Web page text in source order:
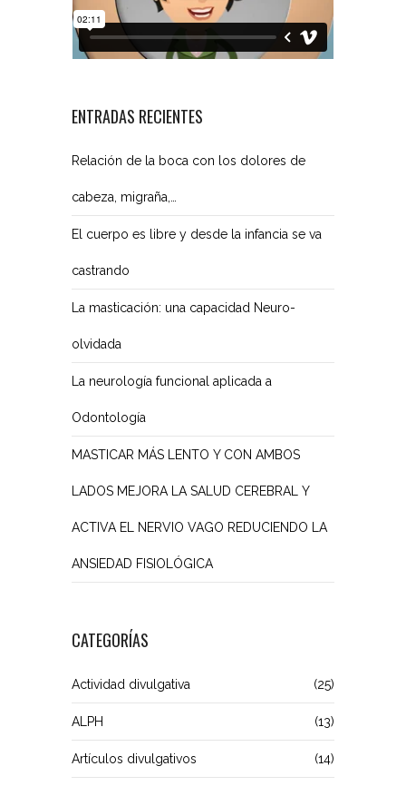
ENTRADAS RECIENTES
Relación de la boca con los dolores de
cabeza, migraña,…
El cuerpo es libre y desde la infancia se va
castrando
La masticación: una capacidad Neuro-
olvidada
La neurología funcional aplicada a
Odontología
MASTICAR MÁS LENTO Y CON AMBOS
LADOS MEJORA LA SALUD CEREBRAL Y
ACTIVA EL NERVIO VAGO REDUCIENDO LA
ANSIEDAD FISIOLÓGICA
CATEGORÍAS
Actividad divulgativa (25)
ALPH (13)
Artículos divulgativos (14)